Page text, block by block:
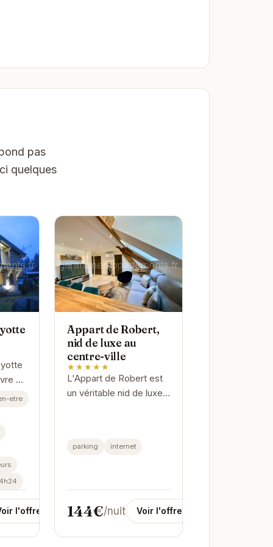
pas
quelques
de
deetre
l'offre
Appart de Robert,
nid de luxe au
centre-ville
★★★★★
L'Appart de Robert est
un véritable nid de luxe
permet un accès facile
parking internet
144€/nuit Voir l'offre